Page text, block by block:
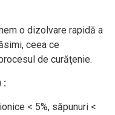
o dizolvare rapidă a
ceea ce
de curăţenie.
:
< 5%, săpunuri <